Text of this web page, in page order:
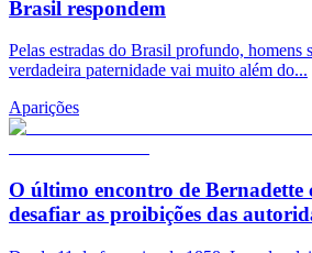
Brasil respondem
Pelas estradas do Brasil profundo, homens
verdadeira paternidade vai muito além do...
Aparições
O último encontro de Bernadette
desafiar as proibições das